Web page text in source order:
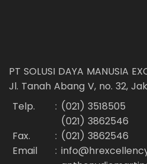
PT SOLUSI DAYA MANUSIA
Jl. Tanah Abang V, no. 32,
Telp.
: (021) 3518505
(021) 3862546
Fax.
: (021) 3862546
Email
: